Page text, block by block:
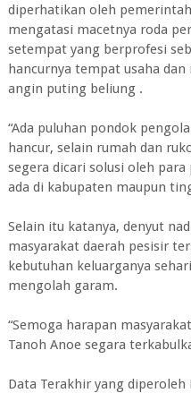
diperhatikan oleh
mengatasi macetnya roda
setempat yang berprofesi
hancurnya tempat usaha
angin puting beliung .
“Ada puluhan pondok
hancur, selain rumah dan
segera dicari solusi oleh
ada di kabupaten maupun
Selain itu katanya, denyut
masyarakat daerah pesisir
kebutuhan keluarganya
mengolah garam.
“Semoga harapan
Tanoh Anoe segara
Data Terakhir yang